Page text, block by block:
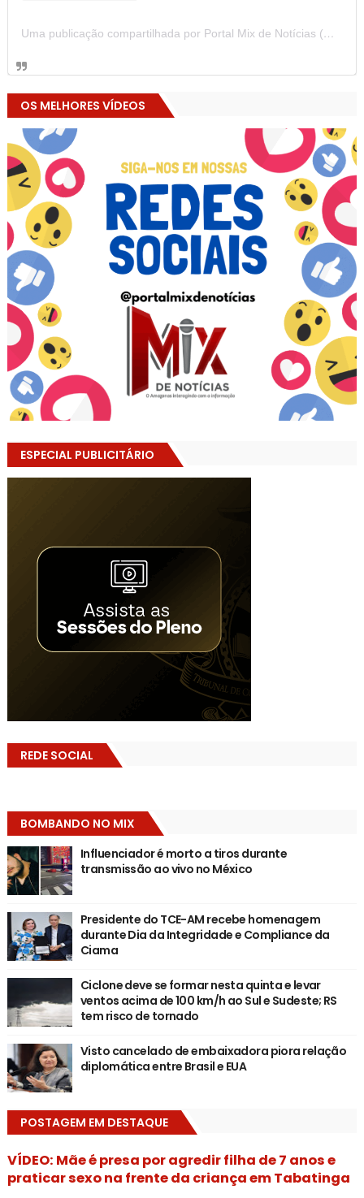
Uma publicação compartilhada por Portal Mix de Notícias (@portalmixdenoticias)
OS MELHORES VÍDEOS
ESPECIAL PUBLICITÁRIO
REDE SOCIAL
BOMBANDO NO MIX
Influenciador é morto a tiros durante
transmissão ao vivo no México
Presidente do TCE-AM recebe homenagem
durante Dia da Integridade e Compliance da
Ciama
Ciclone deve se formar nesta quinta e levar
ventos acima de 100 km/h ao Sul e Sudeste; RS
tem risco de tornado
Visto cancelado de embaixadora piora relação
diplomática entre Brasil e EUA
POSTAGEM EM DESTAQUE
VÍDEO: Mãe é presa por agredir filha de 7 anos e
praticar sexo na frente da criança em Tabatinga